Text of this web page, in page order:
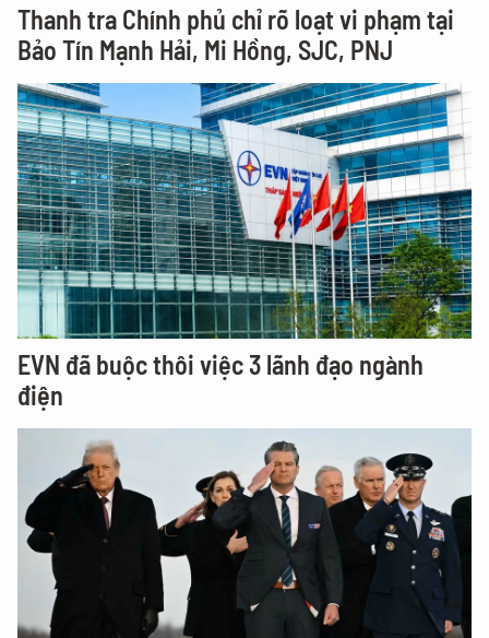
Thanh tra Chính phủ chỉ rõ loạt vi phạm tại
Bảo Tín Mạnh Hải, Mi Hồng, SJC, PNJ
EVN đã buộc thôi việc 3 lãnh đạo ngành
điện